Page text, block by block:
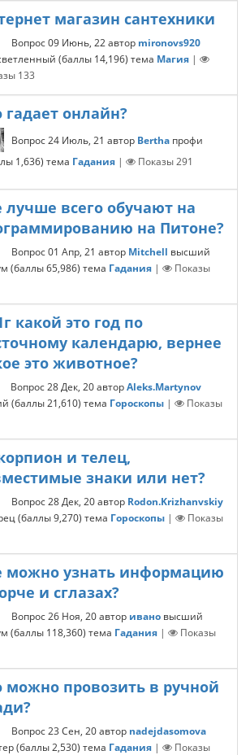
магазин сантехники
Вопрос 09 Июнь, 22 автор mironovs920
(баллы 14,196) тема Магия |
133
гадает онлайн?
Вопрос 24 Июль, 21 автор Bertha профи
1,636) тема Гадания | Показы291
лучше всего обучают на
на Питоне?
Вопрос 01 Апр, 21 автор Mitchell высший
(баллы65,986) тема Гадания |
Показы
какой это год по
календарю, вернее
это животное?
Вопрос 28 Дек, 20 авторAleks.Martynov
(баллы21,610) тема Гороскопы |
Показы
и телец,
знаки или нет?
Вопрос 28 Дек, 20 автор Rodon.Krizhanvskiy
(баллы9,270) тема Гороскопы |
Показы
можно узнать информацию
и сглазах?
Вопрос 26 Ноя, 20 автор ивано высший
(баллы 118,360) тема Гадания |
Показы
можно провозить в ручной
Вопрос 23 Сен, 20 автор nadejdasomova
(баллы2,530) тема Гадания |
Показы